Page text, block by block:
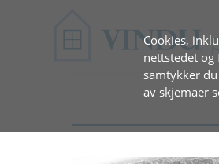
Cookies,
nettstedet og
samtykker
av skjemaer